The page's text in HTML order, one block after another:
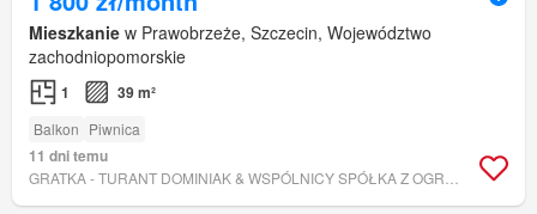
Mieszkanie w Prawobrzeże, Szczecin, Województwo
zachodniopomorskie
1 39 m²
Balkon Piwnica
11 dni temu